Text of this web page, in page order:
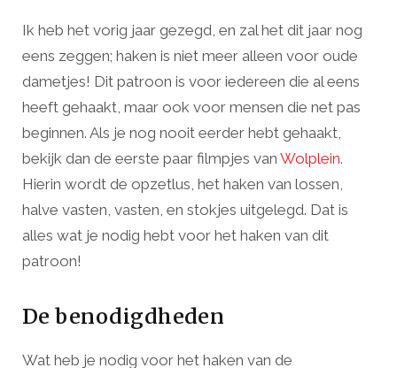
Ik heb het vorig jaar gezegd, en zal het dit jaar nog
eens zeggen; haken is niet meer alleen voor oude
dametjes! Dit patroon is voor iedereen die al eens
heeft gehaakt, maar ook voor mensen die net pas
beginnen. Als je nog nooit eerder hebt gehaakt,
bekijk dan de eerste paar filmpjes van Wolplein.
Hierin wordt de opzetlus, het haken van lossen,
halve vasten, vasten, en stokjes uitgelegd. Dat is
alles wat je nodig hebt voor het haken van dit
patroon!
De benodigdheden
Wat heb je nodig voor het haken van de